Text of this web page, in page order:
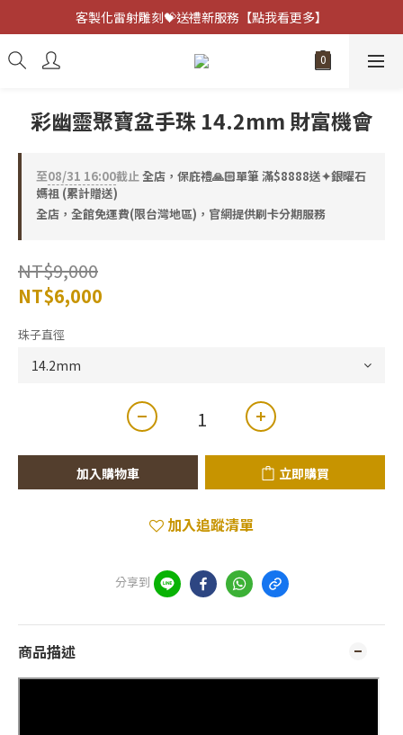
客製化雷射雕刻💝送禮新服務【點我看更多】
客製化雷射雕刻💝送禮新服務【點我看更多】
避邪防小人⚡指定黑曜石 任選兩件75折
彩幽靈聚寶盆手珠 14.2mm 財富機會
至08/31 16:00截止全店，保庇禮🙏🏻單筆 滿$8888送✦銀曜石
媽祖 (累計贈送)
全店，全館免運費(限台灣地區)，官網提供刷卡分期服務
NT$9,000
NT$6,000
珠子直徑
加入購物車 立即購買
加入追蹤清單
分享到
商品描述